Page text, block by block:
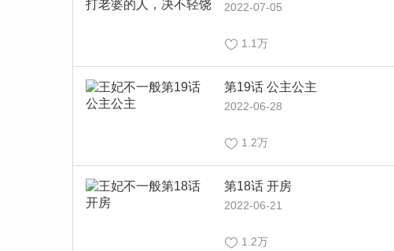
2022-07-05
1.1万
第19话 公主公主
2022-06-28
1.2万
第18话 开房
2022-06-21
1.2万